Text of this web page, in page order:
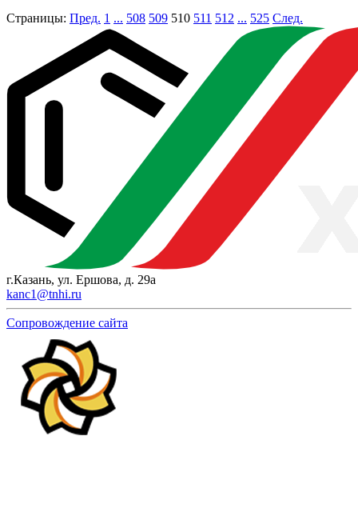
Страницы: Пред. 1 ... 508 509 510 511 512 ... 525 След.
г.Казань, ул. Ершова, д. 29а
kanc1@tnhi.ru
Сопровождение сайта